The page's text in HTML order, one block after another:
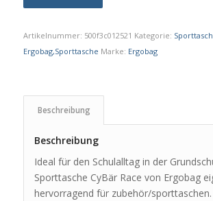
Artikelnummer: 500f3c012521 Kategorie:
Ergobag,Sporttasche Marke: Ergobag
Beschreibung
Beschreibung
Ideal für den Schulalltag in der
Sporttasche CyBär Race von Ergobag
hervorragend für zubehör/